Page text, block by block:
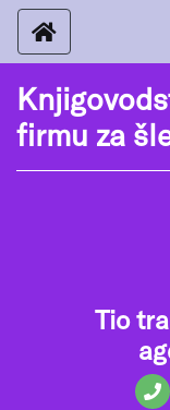
firmu za
Tio